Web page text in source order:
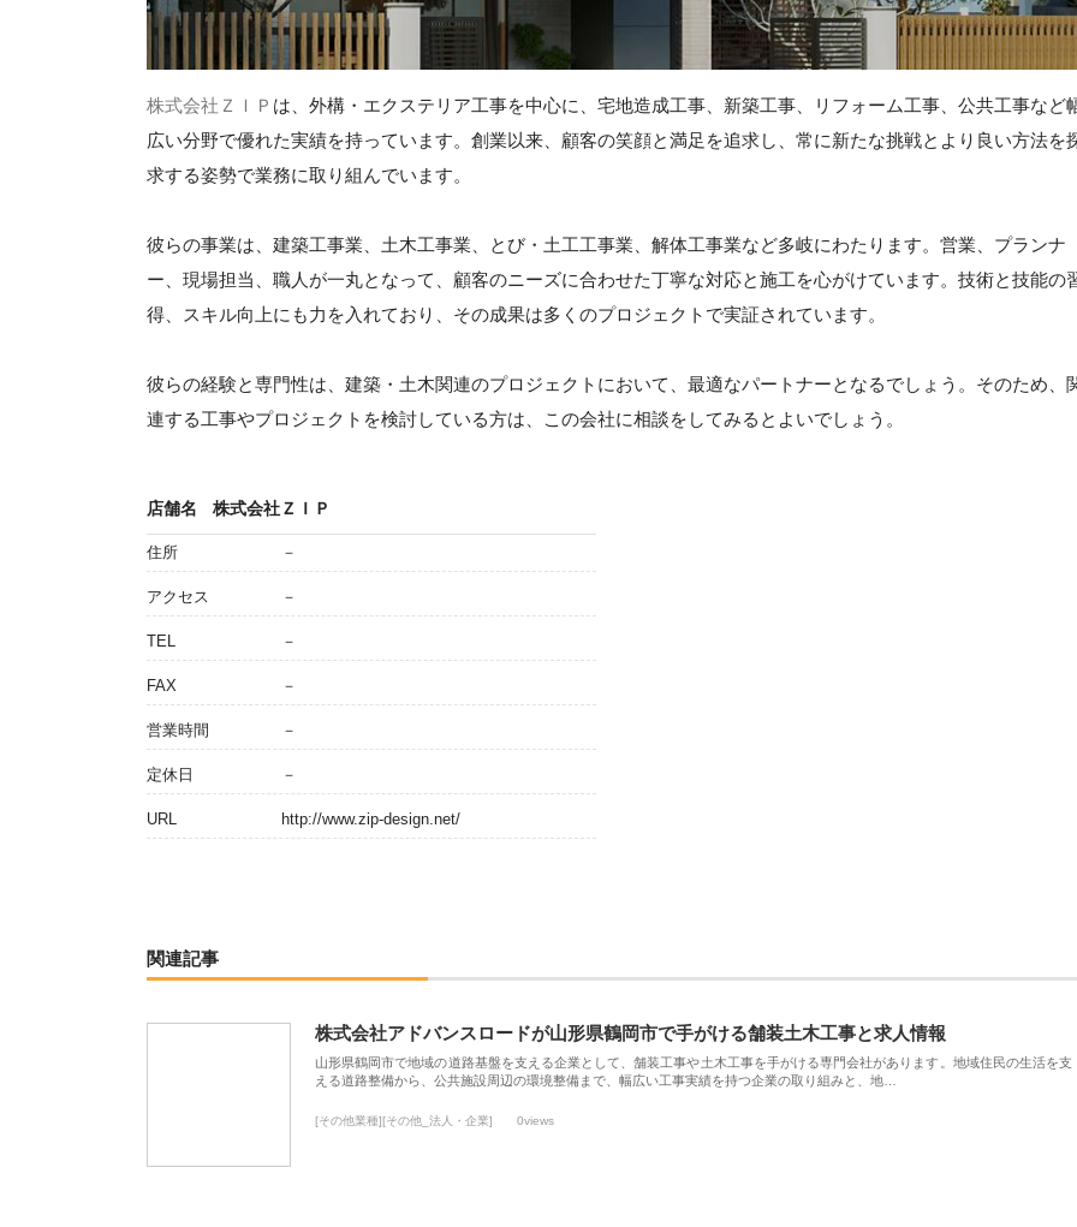
株式会社ＺＩＰ は、外構・エクステリア工事を中心に、宅地造成工事、新築工事、リフォーム工事、公共工事など
広い分野で優れた実績を持っています。創業以来、顧客の笑顔と満足を追求し、常に新たな挑戦とより良い方法を
求する姿勢で業務に取り組んでいます。
彼らの事業は、建築工事業、土木工事業、とび・土工工事業、解体工事業など多岐にわたります。営業、プランナ
ー、現場担当、職人が一丸となって、顧客のニーズに合わせた丁寧な対応と施工を心がけています。技術と技能の
得、スキル向上にも力を入れており、その成果は多くのプロジェクトで実証されています。
彼らの経験と専門性は、建築・土木関連のプロジェクトにおいて、最適なパートナーとなるでしょう。そのため、
連する工事やプロジェクトを検討している方は、この会社に相談をしてみるとよいでしょう。
店舗名 株式会社ＺＩＰ
住所 －
アクセス －
TEL －
FAX －
営業時間 －
定休日 －
URL http://www.zip-design.net/
関連記事
株式会社アドバンスロードが山形県鶴岡市で手がける舗装土木工事と求人情報
山形県鶴岡市で地域の道路基盤を支える企業として、舗装工事や土木工事を手がける専門会社があります。地域住民の生活を支
える道路整備から、公共施設周辺の環境整備まで、幅広い工事実績を持つ企業の取り組みと、地…
[その他業種][その他_法人・企業] 0views